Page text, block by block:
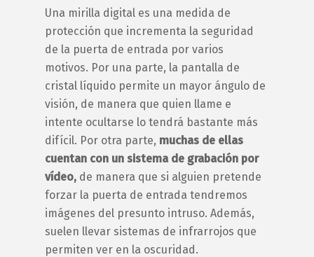
Una mirilla digital es una medida de
protección que incrementa la seguridad
de la puerta de entrada por varios
motivos. Por una parte, la pantalla de
cristal líquido permite un mayor ángulo de
visión, de manera que quien llame e
intente ocultarse lo tendrá bastante más
difícil. Por otra parte, muchas de ellas
cuentan con un sistema de grabación por
vídeo, de manera que si alguien pretende
forzar la puerta de entrada tendremos
imágenes del presunto intruso. Además,
suelen llevar sistemas de infrarrojos que
permiten ver en la oscuridad.